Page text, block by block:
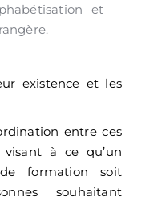
et
existence et les
entre ces
à ce qu’un
formation soit
souhaitant